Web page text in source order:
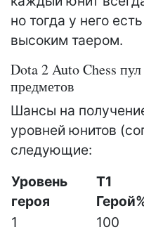
но тогда у него
высоким таером.
Dota 2 Auto Chess
предметов
Шансы на
уровней юнитов
следующие:
Уровень
героя
T1
1
100